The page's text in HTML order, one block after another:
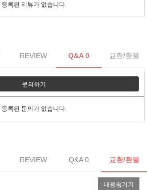
등록된 리뷰가 없습니다.
REVIEW Q&A 0 교환/환불
문의하기
등록된 문의가 없습니다.
REVIEW Q&A 0 교환/환불
내용숨기기